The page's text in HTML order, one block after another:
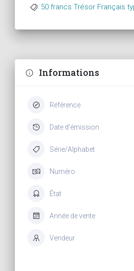
50 francs Trésor Français
Informations
Référence
Date d'émission
Série/Alphabet
Numéro
État
Année de vente
Vendeur